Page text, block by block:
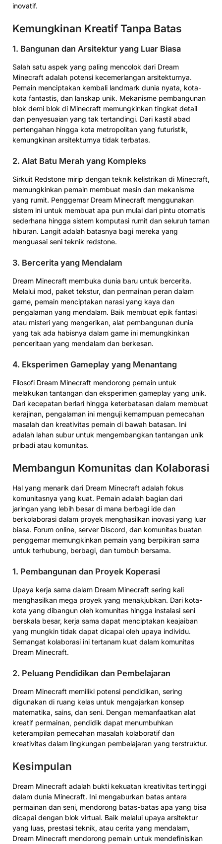
inovatif.
Kemungkinan Kreatif Tanpa Batas
1. Bangunan dan Arsitektur yang Luar Biasa
Salah satu aspek yang paling mencolok dari Dream
Minecraft adalah potensi kecemerlangan arsitekturnya.
Pemain menciptakan kembali landmark dunia nyata, kota-
kota fantastis, dan lanskap unik. Mekanisme pembangunan
blok demi blok di Minecraft memungkinkan tingkat detail
dan penyesuaian yang tak tertandingi. Dari kastil abad
pertengahan hingga kota metropolitan yang futuristik,
kemungkinan arsitekturnya tidak terbatas.
2. Alat Batu Merah yang Kompleks
Sirkuit Redstone mirip dengan teknik kelistrikan di Minecraft,
memungkinkan pemain membuat mesin dan mekanisme
yang rumit. Penggemar Dream Minecraft menggunakan
sistem ini untuk membuat apa pun mulai dari pintu otomatis
sederhana hingga sistem komputasi rumit dan seluruh taman
hiburan. Langit adalah batasnya bagi mereka yang
menguasai seni teknik redstone.
3. Bercerita yang Mendalam
Dream Minecraft membuka dunia baru untuk bercerita.
Melalui mod, paket tekstur, dan permainan peran dalam
game, pemain menciptakan narasi yang kaya dan
pengalaman yang mendalam. Baik membuat epik fantasi
atau misteri yang mengerikan, alat pembangunan dunia
yang tak ada habisnya dalam game ini memungkinkan
penceritaan yang mendalam dan berkesan.
4. Eksperimen Gameplay yang Menantang
Filosofi Dream Minecraft mendorong pemain untuk
melakukan tantangan dan eksperimen gameplay yang unik.
Dari kecepatan berlari hingga keterbatasan dalam membuat
kerajinan, pengalaman ini menguji kemampuan pemecahan
masalah dan kreativitas pemain di bawah batasan. Ini
adalah lahan subur untuk mengembangkan tantangan unik
pribadi atau komunitas.
Membangun Komunitas dan Kolaborasi
Hal yang menarik dari Dream Minecraft adalah fokus
komunitasnya yang kuat. Pemain adalah bagian dari
jaringan yang lebih besar di mana berbagi ide dan
berkolaborasi dalam proyek menghasilkan inovasi yang luar
biasa. Forum online, server Discord, dan komunitas buatan
penggemar memungkinkan pemain yang berpikiran sama
untuk terhubung, berbagi, dan tumbuh bersama.
1. Pembangunan dan Proyek Koperasi
Upaya kerja sama dalam Dream Minecraft sering kali
menghasilkan mega proyek yang menakjubkan. Dari kota-
kota yang dibangun oleh komunitas hingga instalasi seni
berskala besar, kerja sama dapat menciptakan keajaiban
yang mungkin tidak dapat dicapai oleh upaya individu.
Semangat kolaborasi ini tertanam kuat dalam komunitas
Dream Minecraft.
2. Peluang Pendidikan dan Pembelajaran
Dream Minecraft memiliki potensi pendidikan, sering
digunakan di ruang kelas untuk mengajarkan konsep
matematika, sains, dan seni. Dengan memanfaatkan alat
kreatif permainan, pendidik dapat menumbuhkan
keterampilan pemecahan masalah kolaboratif dan
kreativitas dalam lingkungan pembelajaran yang terstruktur.
Kesimpulan
Dream Minecraft adalah bukti kekuatan kreativitas tertinggi
dalam dunia Minecraft. Ini mengaburkan batas antara
permainan dan seni, mendorong batas-batas apa yang bisa
dicapai dengan blok virtual. Baik melalui upaya arsitektur
yang luas, prestasi teknik, atau cerita yang mendalam,
Dream Minecraft mendorong pemain untuk mendefinisikan